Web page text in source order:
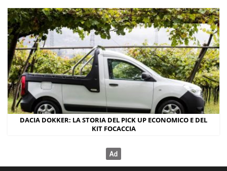
DACIA DOKKER: LA STORIA DEL PICK UP ECONOMICO E DEL
KIT FOCACCIA